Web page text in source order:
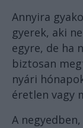
Annyira
gyerek, aki
egyre, de ha
biztosan
nyári
éretlen vagy
A